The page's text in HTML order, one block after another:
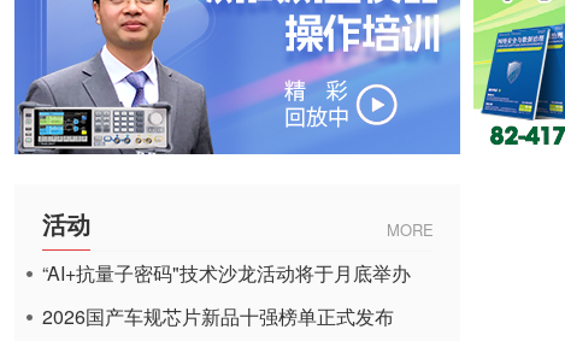
活动 MORE
“AI+抗量子密码"技术沙龙活动将于月底举办
2026国产车规芯片新品十强榜单正式发布